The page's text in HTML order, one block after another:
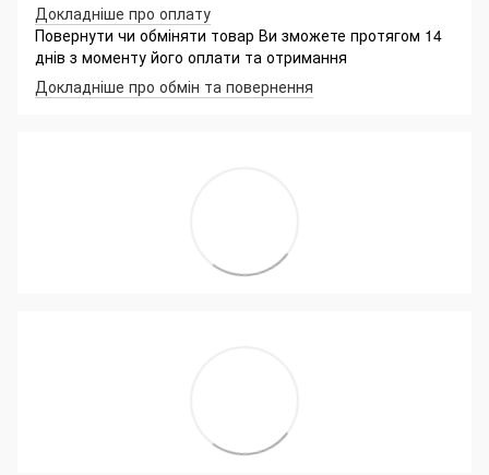
Докладніше про оплату
Повернути чи обміняти товар Ви зможете протягом 14
днів з моменту його оплати та отримання
Докладніше про обмін та повернення